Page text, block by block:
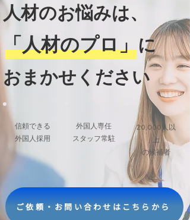
人材のお悩みは、
「人材のプロ」に
​おまかせください
信頼できる
​外国人採用
外国人専任
​スタッフ常駐
20,000人以
上
の候補者
ご依頼・お問い合わせはこちらから